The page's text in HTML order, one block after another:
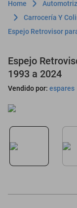
Automotriz
Carrocería Y
Espejo Retrovisor
Espejo
1993 a 2024
Vendido por: espares
celulares
iphones
lavadoras
colchones